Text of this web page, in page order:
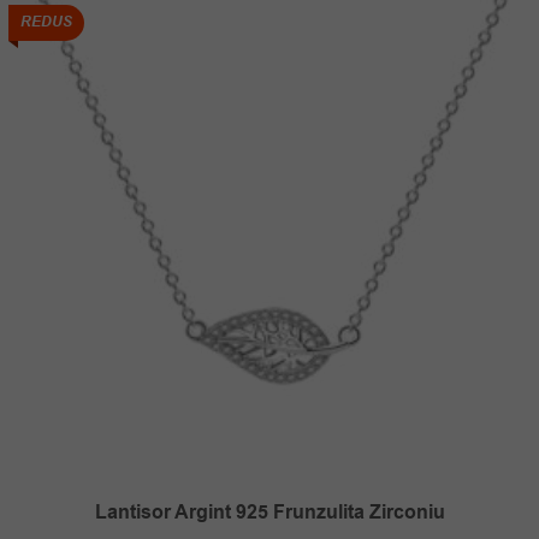
REDUS
Lantisor Argint 925 Frunzulita Zirconiu